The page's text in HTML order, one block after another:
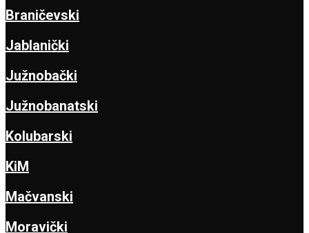
Braničevski
Jablanički
Južnobački
Južnobanatski
Kolubarski
KiM
Mačvanski
Moravički